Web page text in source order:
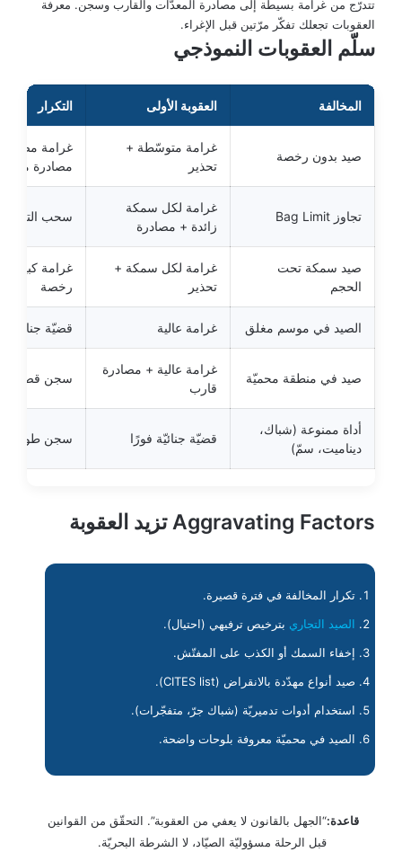
تتدرّج من غرامة بسيطة إلى مصادرة المعدّات والقارب وسجن. معرفة
العقوبات تجعلك تفكّر مرّتين قبل الإغراء.
سلّم العقوبات النموذجي
المخالفة العقوبة الأولى التكرار
صيد بدون رخصة
غرامة متوسّطة +
تحذير
غرامة
مصادرة
تجاوز Bag Limit
غرامة لكل سمكة
زائدة + مصادرة
سحب
صيد سمكة تحت
الحجم
غرامة لكل سمكة +
تحذير
غرامة
رخصة
الصيد في موسم مغلق غرامة عالية قضيّة جنائيّة
صيد في منطقة محميّة
غرامة عالية + مصادرة
قارب
سجن قصير
أداة ممنوعة (شباك،
ديناميت، سمّ)
قضيّة جنائيّة فورًا سجن طويل
Aggravating Factors تزيد العقوبة
تكرار المخالفة في فترة قصيرة.
الصيد التجاري بترخيص ترفيهي (احتيال).
إخفاء السمك أو الكذب على المفتّش.
صيد أنواع مهدّدة بالانقراض (CITES list).
استخدام أدوات تدميريّة (شباك جرّ، متفجّرات).
الصيد في محميّة معروفة بلوحات واضحة.
قاعدة:“الجهل بالقانون لا يعفي من العقوبة”. التحقّق من القوانين
قبل الرحلة مسؤوليّة الصيّاد، لا الشرطة البحريّة.